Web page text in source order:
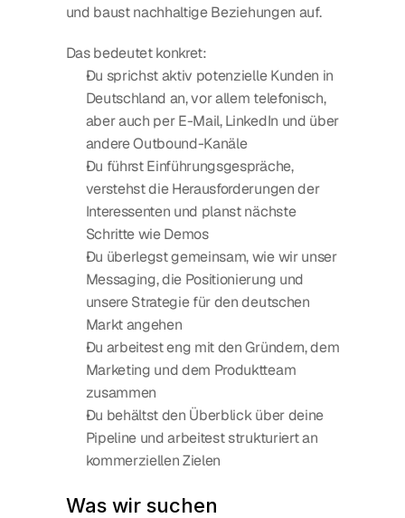
und baust nachhaltige Beziehungen auf.
Das bedeutet konkret:
Du sprichst aktiv potenzielle Kunden in
Deutschland an, vor allem telefonisch,
aber auch per E-Mail, LinkedIn und über
andere Outbound-Kanäle
Du führst Einführungsgespräche,
verstehst die Herausforderungen der
Interessenten und planst nächste
Schritte wie Demos
Du überlegst gemeinsam, wie wir unser
Messaging, die Positionierung und
unsere Strategie für den deutschen
Markt angehen
Du arbeitest eng mit den Gründern, dem
Marketing und dem Produktteam
zusammen
Du behältst den Überblick über deine
Pipeline und arbeitest strukturiert an
kommerziellen Zielen
Was wir suchen